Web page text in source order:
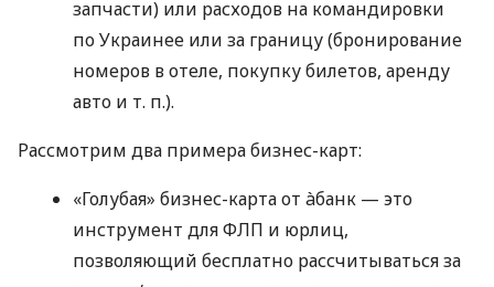
запчасти) или расходов на командировки
по Украинее или за границу (бронирование
номеров в отеле, покупку билетов, аренду
авто и т. п.).
Рассмотрим два примера бизнес-карт:
«Голубая» бизнес-карта от àбанк — это
инструмент для ФЛП и юрлиц,
позволяющий бесплатно рассчитываться за